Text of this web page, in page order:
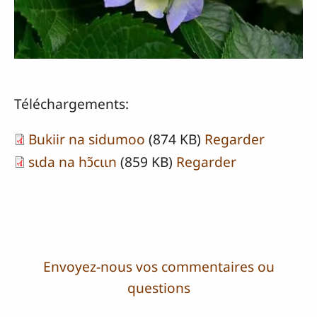
Téléchargements:
Bukiir na sidumoo (874 KB) Regarder
sɩda na hɔ̃cɩɩn (859 KB) Regarder
Envoyez-nous vos commentaires ou
questions